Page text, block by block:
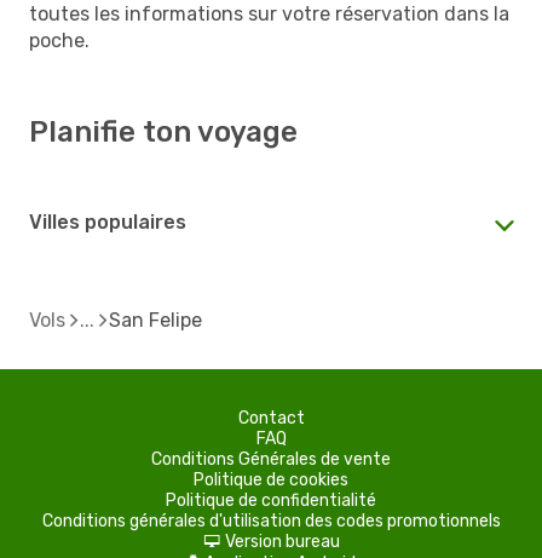
toutes les informations sur votre réservation dans la
poche.
Planifie ton voyage
Villes populaires
Vols San Felipe
Contact
FAQ
Conditions Générales de vente
Politique de cookies
Politique de confidentialité
Conditions générales d'utilisation des codes promotionnels
d Version bureau